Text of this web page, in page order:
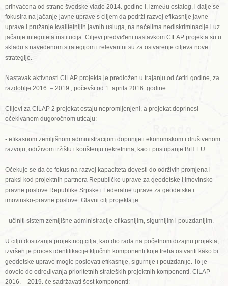
prihvaćena od strane švedske vlade 2014. godine i, između ostalog, i dalje se
fokusira na jačanje javne uprave s ciljem da podrži razvoj efikasnije javne
uprave i pružanje kvalitetnijih javnih usluga, na načelima nediskriminacije i uz
jačanje integriteta institucija. Ciljevi predviđeni nastavkom CILAP projekta su u
skladu s navedenom strategijom i relevantni su za ostvarenje ciljeva nove
strategije.
Nastavak aktivnosti CILAP projekta je predložen u trajanju od četiri godine, za
razdoblje 2016. – 2019., počevši od 1. aprila 2016. godine.
Ciljevi za CILAP 2 projekat ostaju nepromijenjeni, a projekat doprinosi
očekivanom dugoročnom uticaju:
- efikasnom zemljišnom administracijom doprinijeti ekonomskom i društvenom
razvoju, održivom tržištu i korištenju nekretnina, kao i pristupanje BiH EU.
Očekuje se da će fokus na razvoj kapaciteta dovesti do održivih promjena i
praksi kod projektnih partnera Republičke uprave za geodetske i imovinsko-
pravne poslove Republike Srpske i Federalne uprave za geodetske i
imovinsko-pravne poslove. Glavni cilj projekta je:
- učiniti sistem zemljišne administracije efikasnijim, sigurnijim i pouzdanijim.
U cilju dostizanja projektnog cilja, kao dio rada na početnom dizajnu projekta,
izvršen je proces identifikacije ključnih komponenti koje treba ostvariti kako bi
geodetske uprave mogle poslovati efikasnije, sigurnije i pouzdanije. To je
dovelo do određivanja prioritetnih strateških projektnih komponenti. CILAP
2016. – 2019. će sadržavati šest komponenti: